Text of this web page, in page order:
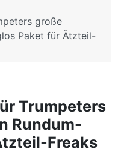
große
Paket für Ätzteil-
Trumpeters
Rundum-
Freaks